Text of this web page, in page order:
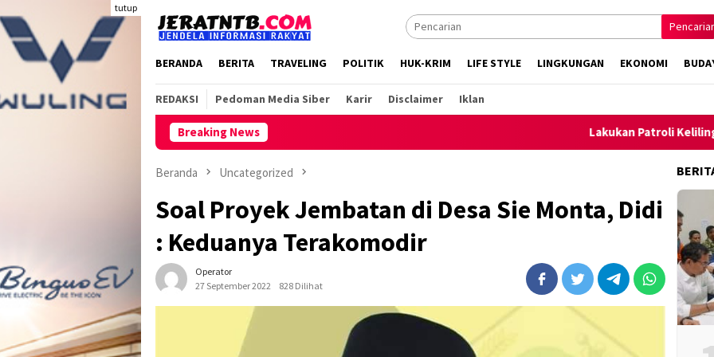
ke
konten
tutup
BERANDA BERITA TRAVELING POLITIK HUK-KRIM LIFE STYLE LINGKUNGAN EKONOMI
REDAKSI Pedoman Media Siber Karir Disclaimer Iklan
Breaking News Lakukan Patroli Keliling, Polsek
Beranda Uncategorized
Soal Proyek Jembatan di Desa Sie Monta, Didi
: Keduanya Terakomodir
Operator
27 September 2022
828 Dilihat